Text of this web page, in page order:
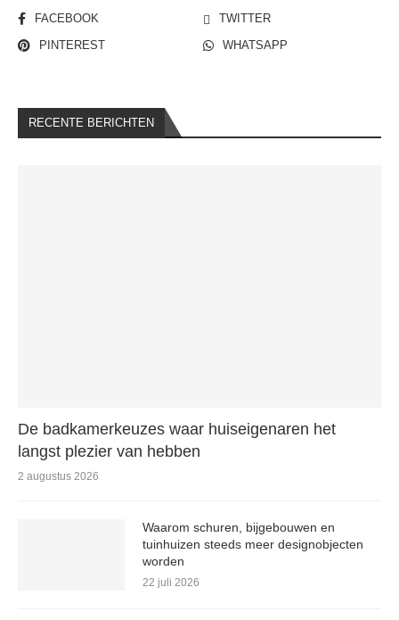
FACEBOOK
TWITTER
PINTEREST
WHATSAPP
RECENTE BERICHTEN
De badkamerkeuzes waar huiseigenaren het
langst plezier van hebben
2 augustus 2026
Waarom schuren, bijgebouwen en
tuinhuizen steeds meer designobjecten
worden
22 juli 2026